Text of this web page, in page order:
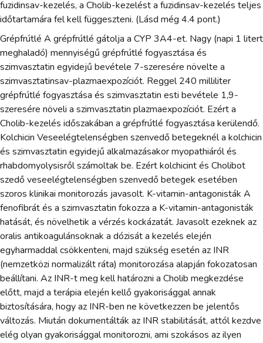
fuzidinsav-kezelés, a Cholib-kezelést a fuzidinsav-kezelés teljes
időtartamára fel kell függeszteni. (Lásd még 4.4 pont.)
Grépfrútlé A grépfrútlé gátolja a CYP 3A4-et. Nagy (napi 1 litert
meghaladó) mennyiségű grépfrútlé fogyasztása és
szimvasztatin egyidejű bevétele 7-szeresére növelte a
szimvasztatinsav-plazmaexpozíciót. Reggel 240 milliliter
grépfrútlé fogyasztása és szimvasztatin esti bevétele 1,9-
szeresére növeli a szimvasztatin plazmaexpozíciót. Ezért a
Cholib-kezelés időszakában a grépfrútlé fogyasztása kerülendő.
Kolchicin Veseelégtelenségben szenvedő betegeknél a kolchicin
és szimvasztatin egyidejű alkalmazásakor myopathiáról és
rhabdomyolysisről számoltak be. Ezért kolchicint és Cholibot
szedő veseelégtelenségben szenvedő betegek esetében
szoros klinikai monitorozás javasolt. K-vitamin-antagonisták A
fenofibrát és a szimvasztatin fokozza a K-vitamin-antagonisták
hatását, és növelhetik a vérzés kockázatát. Javasolt ezeknek az
oralis antikoagulánsoknak a dózisát a kezelés elején
egyharmaddal csökkenteni, majd szükség esetén az INR
(nemzetközi normalizált ráta) monitorozása alapján fokozatosan
beállítani. Az INR-t meg kell határozni a Cholib megkezdése
előtt, majd a terápia elején kellő gyakorisággal annak
biztosítására, hogy az INR-ben ne következzen be jelentős
változás. Miután dokumentálták az INR stabilitását, attól kezdve
elég olyan gyakorisággal monitorozni, ami szokásos az ilyen